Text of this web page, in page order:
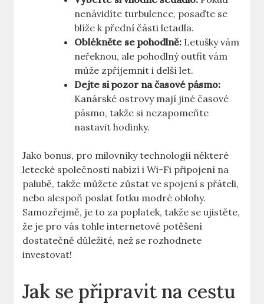
nenávidíte turbulence, posaďte se
blíže k přední části letadla.
Oblékněte se pohodlně: Letušky vám
neřeknou, ale pohodlný outfit vám
může zpříjemnit i delší let.
Dejte si pozor na časové pásmo:
Kanárské ostrovy mají jiné časové
pásmo, takže si nezapomeňte
nastavit hodinky.
Jako bonus, pro milovníky technologií některé
letecké společnosti nabízí i Wi-Fi připojení na
palubě, takže můžete zůstat ve spojení s přáteli,
nebo alespoň poslat fotku modré oblohy.
Samozřejmě, je to za poplatek, takže se ujistěte,
že je pro vás tohle internetové potěšení
dostatečně důležité, než se rozhodnete
investovat!
Jak se připravit na cestu